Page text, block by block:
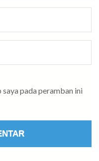
saya pada peramban ini